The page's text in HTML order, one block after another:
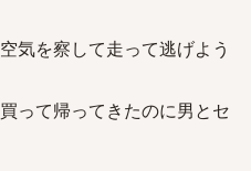
気を察して走って逃げよう
って帰ってきたのに男とセ